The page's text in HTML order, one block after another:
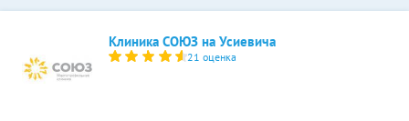
Клиника СОЮЗ на Усиевича
21 оценка